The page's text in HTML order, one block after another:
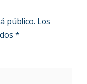
público. Los
*